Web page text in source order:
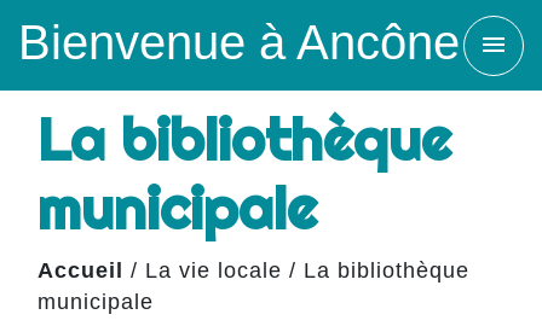
Bienvenue à Ancône menu
La bibliothèque
municipale
Accueil / La vie locale / La bibliothèque
municipale